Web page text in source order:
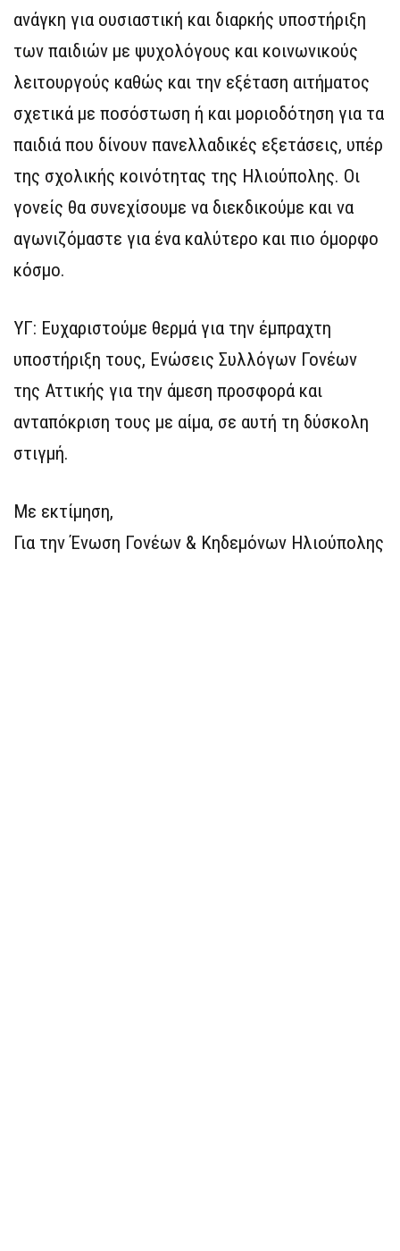
ανάγκη για ουσιαστική και διαρκής υποστήριξη
των παιδιών με ψυχολόγους και κοινωνικούς
λειτουργούς καθώς και την εξέταση αιτήματος
σχετικά με ποσόστωση ή και μοριοδότηση για τα
παιδιά που δίνουν πανελλαδικές εξετάσεις, υπέρ
της σχολικής κοινότητας της Ηλιούπολης. Οι
γονείς θα συνεχίσουμε να διεκδικούμε και να
αγωνιζόμαστε για ένα καλύτερο και πιο όμορφο
κόσμο.
ΥΓ: Ευχαριστούμε θερμά για την έμπραχτη
υποστήριξη τους, Ενώσεις Συλλόγων Γονέων
της Αττικής για την άμεση προσφορά και
ανταπόκριση τους με αίμα, σε αυτή τη δύσκολη
στιγμή.
Με εκτίμηση,
Για την Ένωση Γονέων & Κηδεμόνων Ηλιούπολης